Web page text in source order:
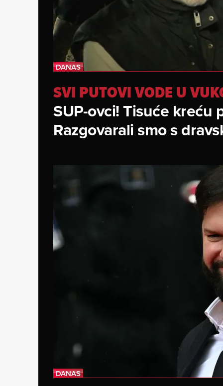
SVI PUTOVI VODE U
SUP-ovci! Tisuće kreću
Razgovarali smo s